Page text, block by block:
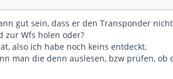
gut sein, dass er den Transponder
zur Wfs holen oder?
also ich habe noch keins entdeckt.
man die denn auslesen, bzw prüfen, ob